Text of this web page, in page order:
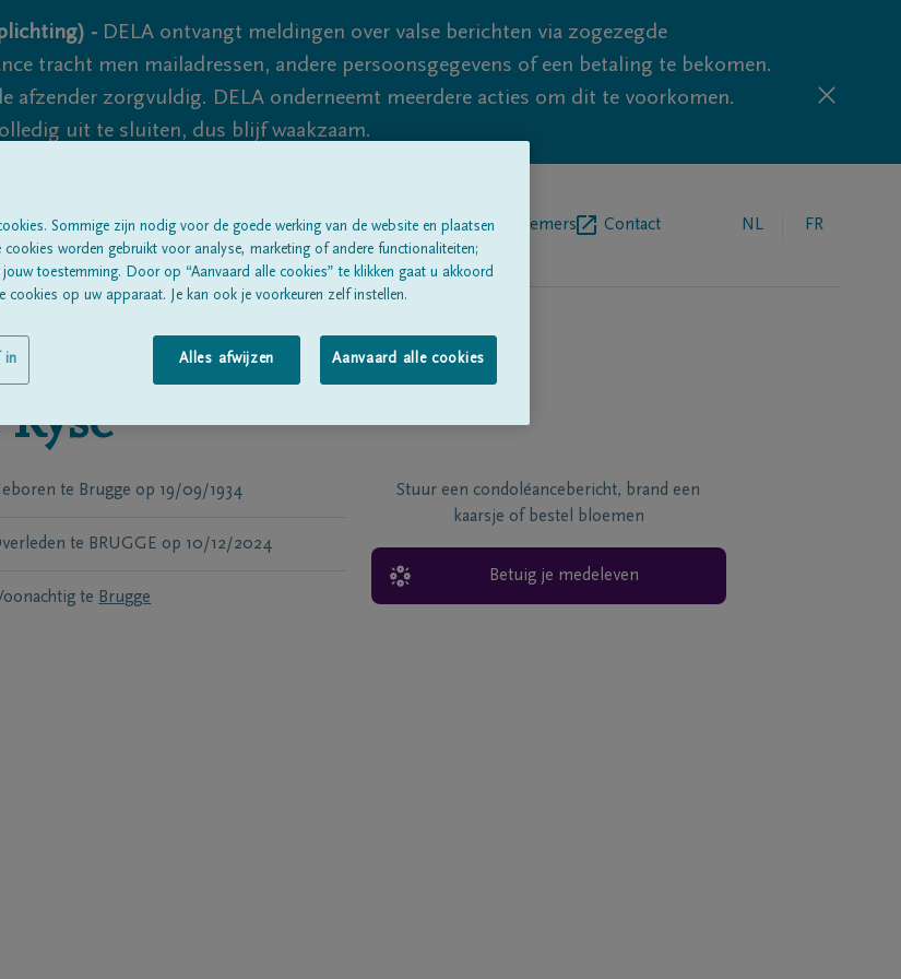
- DELA ontvangt meldingen over valse berichten via zogezegde
tracht men mailadressen, andere persoonsgegevens of een betaling te bekomen.
afzender zorgvuldig. DELA onderneemt meerdere acties om dit te voorkomen.
uit te sluiten, dus blijf waakzaam.
Alle rouwberichtenOver onsBegrafenisondernemers Contact NL FR
te Brugge op 19/09/1934
te BRUGGE op 10/12/2024
te Brugge
Stuur een condoléancebericht, brand een
kaarsje of bestel bloemen
Betuig je medeleven
Sommige zijn nodig voor de goede werking van de website en plaatsen
cookies worden gebruikt voor analyse, marketing of andere functionaliteiten;
toestemming. Door op “Aanvaard alle cookies” te klikken gaat u akkoord
cookies op uw apparaat. Je kan ook je voorkeuren zelf instellen.
Alles afwijzen Aanvaard alle cookies
in